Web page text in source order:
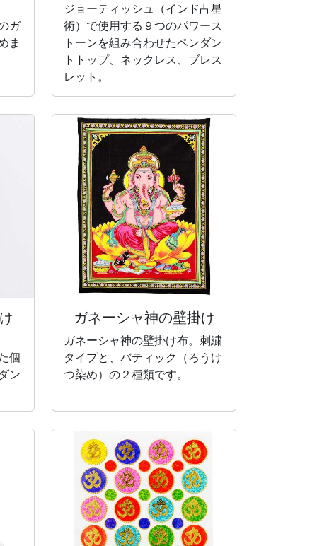
ガ
ま
ジョーティッシュ（インド占星
術）で使用する９つのパワース
トーンを組み合わせたペンダン
トトップ、ネックレス、ブレス
レット。
個
ン
ガネーシャ神の壁掛け
ガネーシャ神の壁掛け布。刺繍
タイプと、バティック（ろうけ
つ染め）の２種類です。